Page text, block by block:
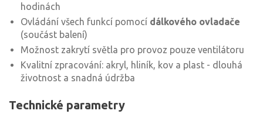
hodinách
Ovládání všech funkcí pomocí dálkového ovladače
(součást balení)
Možnost zakrytí světla pro provoz pouze ventilátoru
Kvalitní zpracování: akryl, hliník, kov a plast - dlouhá
životnost a snadná údržba
Technické parametry